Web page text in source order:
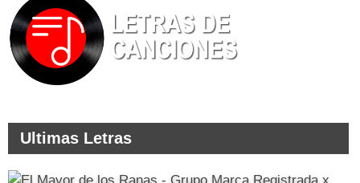
Ultimas Letras